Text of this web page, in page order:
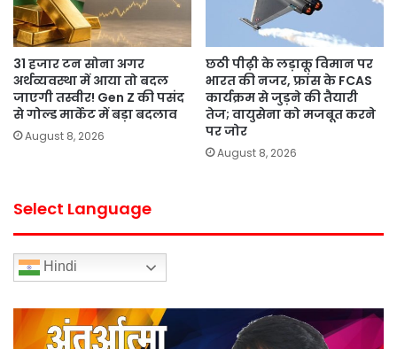
31 हजार टन सोना अगर
अर्थव्यवस्था में आया तो बदल
जाएगी तस्वीर! Gen Z की पसंद
से गोल्ड मार्केट में बड़ा बदलाव
August 8, 2026
छठी पीढ़ी के लड़ाकू विमान पर
भारत की नजर, फ्रांस के FCAS
कार्यक्रम से जुड़ने की तैयारी
तेज; वायुसेना को मजबूत करने
पर जोर
August 8, 2026
Select Language
Hindi